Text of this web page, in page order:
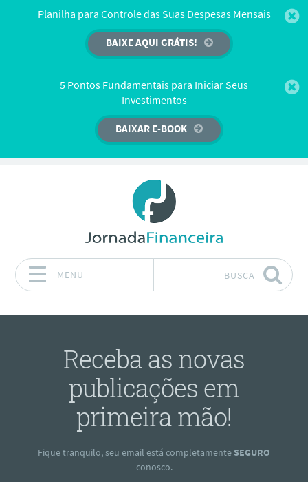
Planilha para Controle das Suas Despesas Mensais
BAIXE AQUI GRÁTIS!
5 Pontos Fundamentais para Iniciar Seus
Investimentos
BAIXAR E-BOOK
MENU BUSCA
Receba as novas
publicações em
primeira mão!
Fique tranquilo, seu email está completamenteSEGURO
conosco.